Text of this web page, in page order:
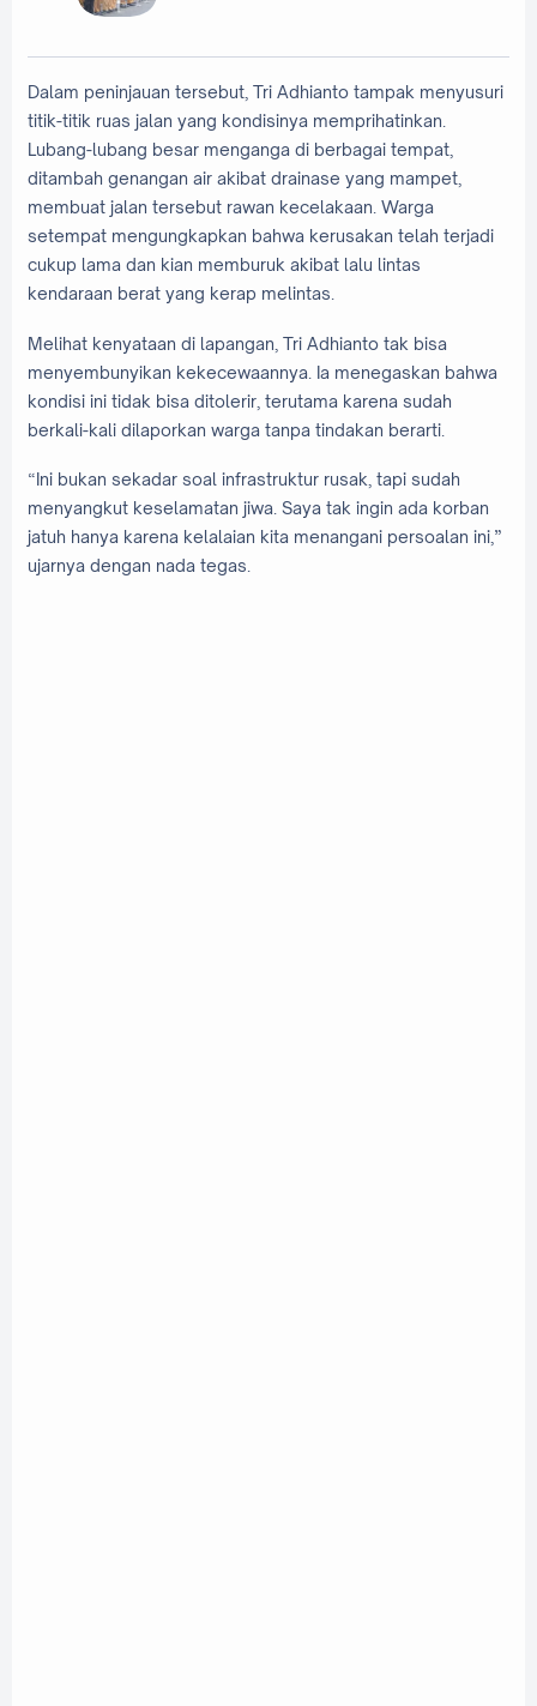
Dalam peninjauan tersebut, Tri Adhianto tampak menyusuri
titik-titik ruas jalan yang kondisinya memprihatinkan.
Lubang-lubang besar menganga di berbagai tempat,
ditambah genangan air akibat drainase yang mampet,
membuat jalan tersebut rawan kecelakaan. Warga
setempat mengungkapkan bahwa kerusakan telah terjadi
cukup lama dan kian memburuk akibat lalu lintas
kendaraan berat yang kerap melintas.
Melihat kenyataan di lapangan, Tri Adhianto tak bisa
menyembunyikan kekecewaannya. Ia menegaskan bahwa
kondisi ini tidak bisa ditolerir, terutama karena sudah
berkali-kali dilaporkan warga tanpa tindakan berarti.
“Ini bukan sekadar soal infrastruktur rusak, tapi sudah
menyangkut keselamatan jiwa. Saya tak ingin ada korban
jatuh hanya karena kelalaian kita menangani persoalan ini,”
ujarnya dengan nada tegas.